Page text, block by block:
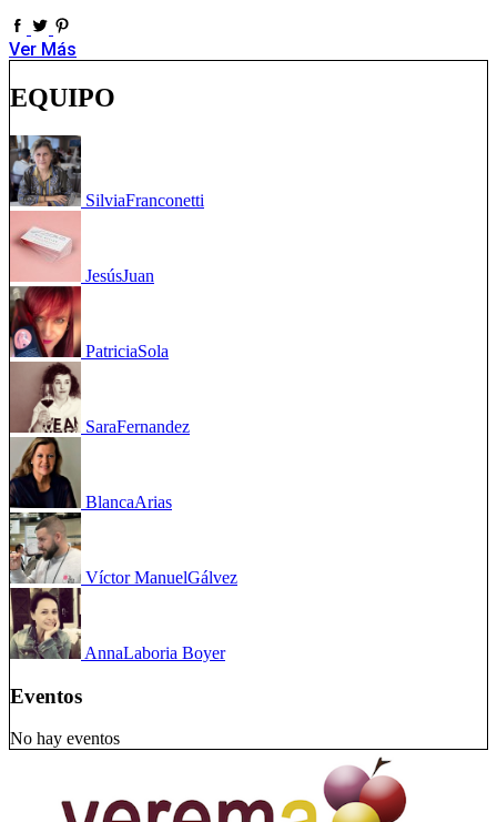
Ver Más
EQUIPO
SilviaFranconetti
JesúsJuan
PatriciaSola
SaraFernandez
BlancaArias
Víctor ManuelGálvez
AnnaLaboria Boyer
Eventos
No hay eventos